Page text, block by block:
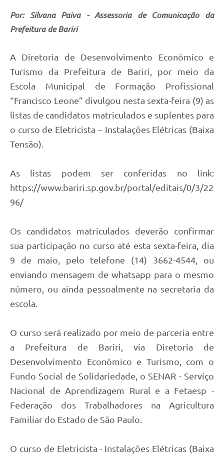
Por: Silvana Paiva - Assessoria de Comunicação da
Prefeitura de Bariri
A Diretoria de Desenvolvimento Econômico e
Turismo da Prefeitura de Bariri, por meio da
Escola Municipal de Formação Profissional
“Francisco Leone” divulgou nesta sexta-feira (9) as
listas de candidatos matriculados e suplentes para
o curso de Eletricista – Instalações Elétricas (Baixa
Tensão).
As listas podem ser conferidas no link:
https://www.bariri.sp.gov.br/portal/editais/0/3/22
96/
Os candidatos matriculados deverão confirmar
sua participação no curso até esta sexta-feira, dia
9 de maio, pelo telefone (14) 3662-4544, ou
enviando mensagem de whatsapp para o mesmo
número, ou ainda pessoalmente na secretaria da
escola.
O curso será realizado por meio de parceria entre
a Prefeitura de Bariri, via Diretoria de
Desenvolvimento Econômico e Turismo, com o
Fundo Social de Solidariedade, o SENAR - Serviço
Nacional de Aprendizagem Rural e a Fetaesp -
Federação dos Trabalhadores na Agricultura
Familiar do Estado de São Paulo.
O curso de Eletricista - Instalações Elétricas (Baixa